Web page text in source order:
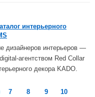
интерьерного
дизайнеров интерьеров —
igital-агентством Red Collar
декора KADO.
7 8 9 10